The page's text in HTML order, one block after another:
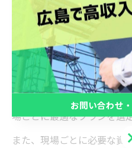
レンタル料金表でコスト
足場工事のコスト管理を
の活用が不可欠です。三
の料金表を事前にチェッ
料金、追加費用の有無を把
を未然に防げます。コスト
場ごとに最適なプランを選
また、現場ごとに必要な資
お問い合わせ
お問い合わせ